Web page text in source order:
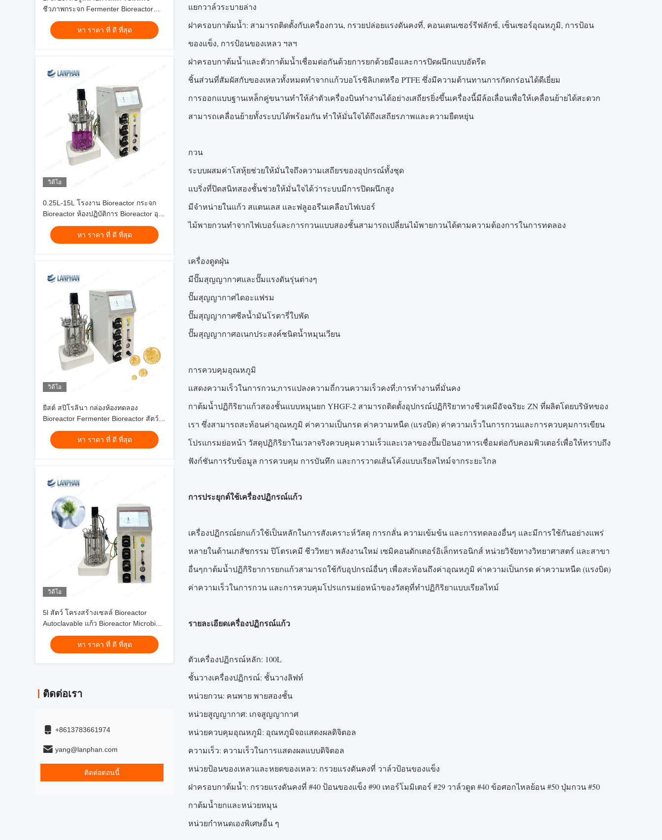
ชีวภาพกระจก Fermenter Bioreactor
สําหรับพืชชีวภาพเซลล์
หา ราคา ที่ ดี ที่สุด
วิดีโอ
0.25L-15L โรงงาน Bioreactor กระจก
Bioreactor ห้องปฏิบัติการ Bioreactor อุ
ปกรณ์สําหรับการเพาะเลี้ยงเซลล์
หา ราคา ที่ ดี ที่สุด
วิดีโอ
ยีสต์ สปิโรลินา กล่องห้องทดลอง
Bioreactor Fermenter Bioreactor สัตว์
Cell Culture Bioreactor 10L/5L
หา ราคา ที่ ดี ที่สุด
วิดีโอ
5l สัตว์ โครงสร้างเซลล์ Bioreactor
Autoclavable แก้ว Bioreactor Microbial
Fermenter
หา ราคา ที่ ดี ที่สุด
ติดต่อเรา
+8613783661974
yang@lanphan.com
ติดต่อตอนนี้
แยกวาล์วระบายล่าง
ฝาครอบกาต้มน้ำ: สามารถติดตั้งกับเครื่องกวน, กรวยปล่อยแรงดันคงที่, คอนเดนเซอร์รีฟลักซ์, เซ็นเซอร์อุณหภูมิ, การป้อน
ของแข็ง, การป้อนของเหลว ฯลฯ
ฝาครอบกาต้มน้ำและตัวกาต้มน้ำเชื่อมต่อกันด้วยการยกด้วยมือและการปิดผนึกแบบอัดรีด
ชิ้นส่วนที่สัมผัสกับของเหลวทั้งหมดทำจากแก้วบอโรซิลิเกตหรือ PTFE ซึ่งมีความต้านทานการกัดกร่อนได้ดีเยี่ยม
การออกแบบฐานเหล็กคู่ขนานทำให้ลำตัวเครื่องบินทำงานได้อย่างเสถียรยิ่งขึ้นเครื่องนี้มีล้อเลื่อนเพื่อให้เคลื่อนย้ายได้สะดวก
สามารถเคลื่อนย้ายทั้งระบบได้พร้อมกัน ทำให้มั่นใจได้ถึงเสถียรภาพและความยืดหยุ่น
กวน
ระบบผสมค่าโสหุ้ยช่วยให้มั่นใจถึงความเสถียรของอุปกรณ์ทั้งชุด
แบริ่งที่ปิดสนิทสองชั้นช่วยให้มั่นใจได้ว่าระบบมีการปิดผนึกสูง
มีจำหน่ายในแก้ว สแตนเลส และฟลูออรีนเคลือบไฟเบอร์
ไม้พายกวนทำจากไฟเบอร์และการกวนแบบสองชั้นสามารถเปลี่ยนไม้พายกวนได้ตามความต้องการในการทดลอง
เครื่องดูดฝุ่น
มีปั๊มสุญญากาศและปั๊มแรงดันรุ่นต่างๆ
ปั๊มสุญญากาศไดอะแฟรม
ปั๊มสุญญากาศซีลน้ำมันโรตารี่ใบพัด
ปั๊มสุญญากาศอเนกประสงค์ชนิดน้ำหมุนเวียน
การควบคุมอุณหภูมิ
แสดงความเร็วในการกวน;การแปลงความถี่กวนความเร็วคงที่;การทำงานที่มั่นคง
กาต้มน้ำปฏิกิริยาแก้วสองชั้นแบบหมุนยก YHGF-2 สามารถติดตั้งอุปกรณ์ปฏิกิริยาทางชีวเคมีอัจฉริยะ ZN ที่ผลิตโดยบริษัทของ
เรา ซึ่งสามารถสะท้อนค่าอุณหภูมิ ค่าความเป็นกรด ค่าความหนืด (แรงบิด) ค่าความเร็วในการกวนและการควบคุมการเขียน
โปรแกรมย่อหน้า วัสดุปฏิกิริยาในเวลาจริงควบคุมความเร็วและเวลาของปั๊มป้อนอาหารเชื่อมต่อกับคอมพิวเตอร์เพื่อให้ทราบถึง
ฟังก์ชันการรับข้อมูล การควบคุม การบันทึก และการวาดเส้นโค้งแบบเรียลไทม์จากระยะไกล
การประยุกต์ใช้เครื่องปฏิกรณ์แก้ว
เครื่องปฏิกรณ์ยกแก้วใช้เป็นหลักในการสังเคราะห์วัสดุ การกลั่น ความเข้มข้น และการทดลองอื่นๆ และมีการใช้กันอย่างแพร่
หลายในด้านเภสัชกรรม ปิโตรเคมี ชีววิทยา พลังงานใหม่ เซมิคอนดักเตอร์อิเล็กทรอนิกส์ หน่วยวิจัยทางวิทยาศาสตร์ และสาขา
อื่นๆกาต้มน้ำปฏิกิริยาการยกแก้วสามารถใช้กับอุปกรณ์อื่นๆ เพื่อสะท้อนถึงค่าอุณหภูมิ ค่าความเป็นกรด ค่าความหนืด (แรงบิด)
ค่าความเร็วในการกวน และการควบคุมโปรแกรมย่อหน้าของวัสดุที่ทำปฏิกิริยาแบบเรียลไทม์
รายละเอียดเครื่องปฏิกรณ์แก้ว
ตัวเครื่องปฏิกรณ์หลัก: 100L
ชั้นวางเครื่องปฏิกรณ์: ชั้นวางลิฟท์
หน่วยกวน: คนพาย พายสองชั้น
หน่วยสูญญากาศ: เกจสูญญากาศ
หน่วยควบคุมอุณหภูมิ: อุณหภูมิจอแสดงผลดิจิตอล
ความเร็ว: ความเร็วในการแสดงผลแบบดิจิตอล
หน่วยป้อนของเหลวและหยดของเหลว: กรวยแรงดันคงที่ วาล์วป้อนของแข็ง
ฝาครอบกาต้มน้ำ: กรวยแรงดันคงที่ #40 ป้อนของแข็ง #90 เทอร์โมมิเตอร์ #29 วาล์วดูด #40 ข้อศอกไหลย้อน #50 ปุ่มกวน #50
กาต้มน้ำยกและหน่วยหมุน
หน่วยกำหนดเองพิเศษอื่น ๆ